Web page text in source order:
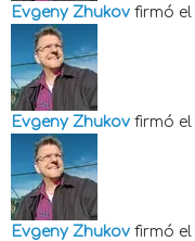
Evgeny Zhukov firmó el
Evgeny Zhukov firmó el
Evgeny Zhukov firmó el